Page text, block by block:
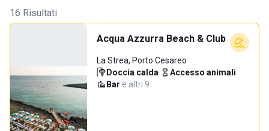
16 Risultati
Acqua Azzurra Beach & Club
La Strea, Porto Cesareo
Doccia calda· Accesso animali·
Bar·e altri 9…